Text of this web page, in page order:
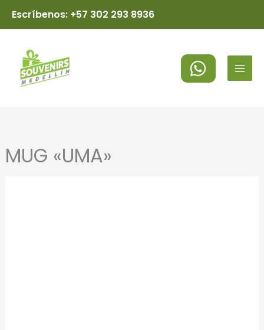
Escríbenos: +57 302 293 8936
MUG «UMA»